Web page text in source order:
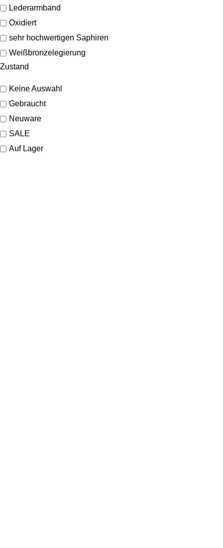
Lederarmband
Oxidiert
sehr hochwertigen Saphiren
Weißbronzelegierung
Zustand
Keine Auswahl
Gebraucht
Neuware
SALE
Auf Lager